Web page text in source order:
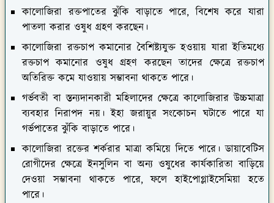
কালোজিরা রক্তপাতের ঝুঁকি বাড়াতে পারে, বিশেষ করে যারা
পাতলা করার ওষুধ গ্রহণ করছেন।
কালোজিরা রক্তচাপ কমানোর বৈশিষ্ট্যযুক্ত হওয়ায় যারা ইতিমধ্যে
রক্তচাপ কমানোর ওষুধ গ্রহণ করছেন তাদের ক্ষেত্রে রক্তচাপ
অতিরিক্ত কমে যাওয়ায় সম্ভাবনা থাকতে পারে।
গর্ভবতী বা স্তন্যদানকারী মহিলাদের ক্ষেত্রে কালোজিরার উচ্চমাত্রা
ব্যবহার নিরাপদ নয়। ইহা জরায়ুর সংকোচন ঘটাতে পারে যা
গর্ভপাতের ঝুঁকি বাড়াতে পারে।
কালোজিরা রক্তের শর্করার মাত্রা কমিয়ে দিতে পারে। ডায়াবেটিস
রোগীদের ক্ষেত্রে ইনসুলিন বা অন্য ওষুধের কার্যকারিতা বাড়িয়ে
দেওয়া সম্ভাবনা থাকতে পারে, ফলে হাইপোগ্লাইসেমিয়া হতে
পারে।